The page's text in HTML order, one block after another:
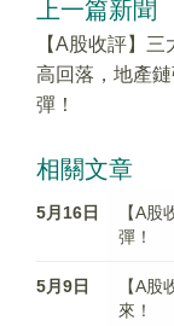
上一篇新聞
【A股收評】三
高回落，地產鏈
彈！
相關文章
5月16日
【A
彈！
5月9日
【A
來！